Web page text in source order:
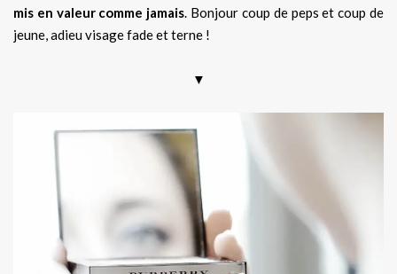
mis en valeur comme jamais. Bonjour coup de peps et coup de
jeune, adieu visage fade et terne !
▼